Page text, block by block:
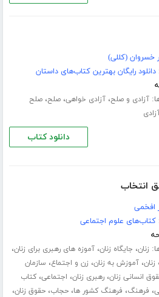
خسروان (کللی)
دانلود رایگان بهترین کتاب‌های داستان
آزادی و صلح،آزادی خواهی،صلح،صلح
دانلود کتاب
انتخاب
افخمی
کتاب‌های علوم اجتماعی
زنان، جایگاه زنان،آموزه های رهبری برای زنان،
،آموزش به زنان، زن و اجتماع، سازمان
انسانی زنان،رهبری زنان، اجتماعی،کتاب
، فرهنگ، فرهنگ کشور ها،حجاب،حقوق زنان،